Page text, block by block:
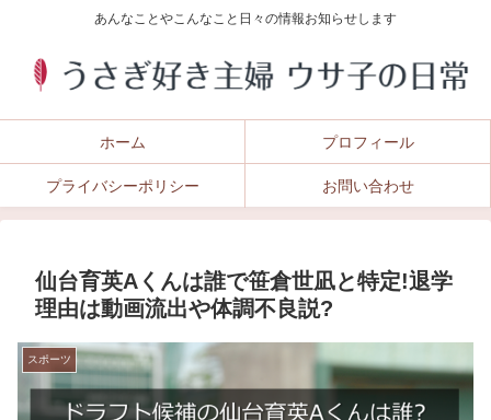
あんなことやこんなこと日々の情報お知らせします
ホーム プロフィール
プライバシーポリシー お問い合わせ
仙台育英Aくんは誰で笹倉世凪と特定!退学
理由は動画流出や体調不良説?
スポーツ